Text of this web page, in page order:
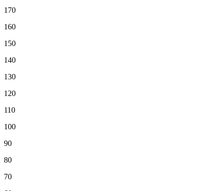
170
160
150
140
130
120
110
100
90
80
70